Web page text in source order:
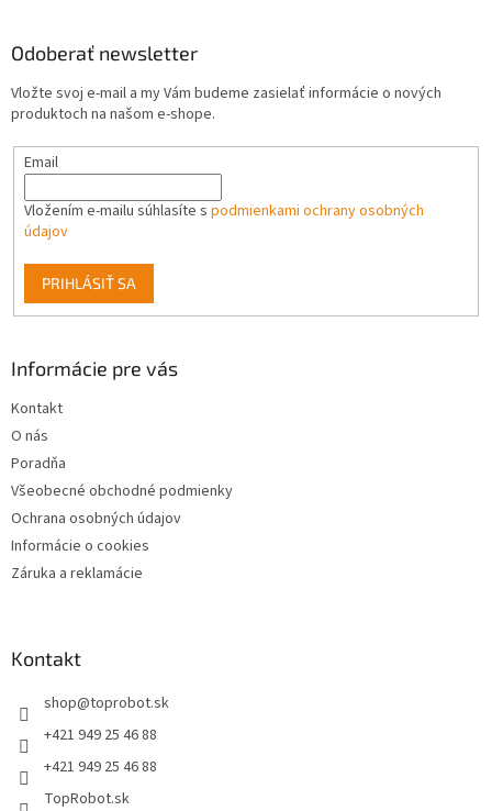
Odoberať newsletter
Vložte svoj e-mail a my Vám budeme zasielať informácie o nových
produktoch na našom e-shope.
Email
Vložením e-mailu súhlasíte s podmienkami ochrany osobných
údajov
PRIHLÁSIŤ SA
Informácie pre vás
Kontakt
O nás
Poradňa
Všeobecné obchodné podmienky
Ochrana osobných údajov
Informácie o cookies
Záruka a reklamácie
Kontakt
shop@toprobot.sk
+421 949 25 46 88
+421 949 25 46 88
TopRobot.sk